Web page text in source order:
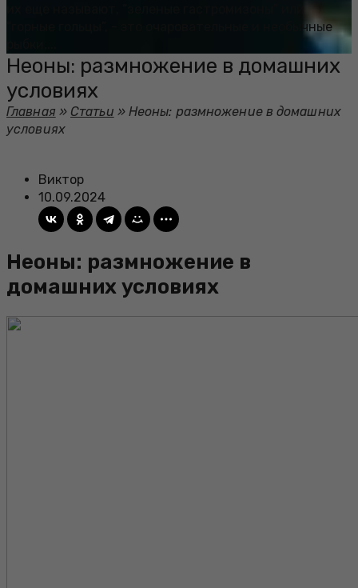
“горные гольцы”, - это очаровательные и необычные
Неоны: размножение в домашних
условиях
Главная » Статьи » Неоны: размножение в домашних
условиях
Виктор
10.09.2024
Неоны: размножение в
домашних условиях